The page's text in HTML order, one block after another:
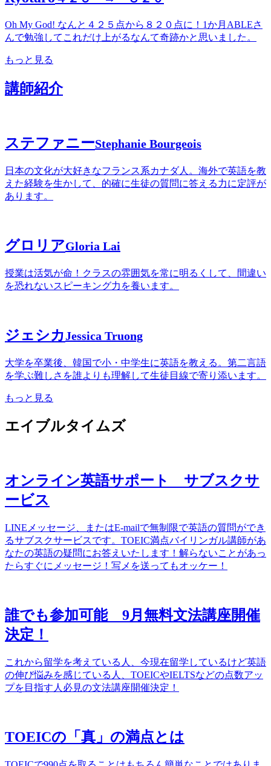
Oh My God! なんと４２５点から８２０点に！1か月ABLEさ
んで勉強してこれだけ上がるなんて奇跡かと思いました。
もっと見る
講師紹介
ステファニーStephanie Bourgeois
日本の文化が大好きなフランス系カナダ人。海外で英語を教
えた経験を生かして、的確に生徒の質問に答える力に定評が
あります。
グロリアGloria Lai
授業は活気が命！クラスの雰囲気を常に明るくして、間違い
を恐れないスピーキング力を養います。
ジェシカJessica Truong
大学を卒業後、韓国で小・中学生に英語を教える。第二言語
を学ぶ難しさを誰よりも理解して生徒目線で寄り添います。
もっと見る
エイブルタイムズ
オンライン英語サポート サブスクサ
ービス
LINEメッセージ、またはE-mailで無制限で英語の質問ができ
るサブスクサービスです。TOEIC満点バイリンガル講師があ
なたの英語の疑問にお答えいたします！解らないことがあっ
たらすぐにメッセージ！写メを送ってもオッケー！
誰でも参加可能 9月無料文法講座開催
決定！
これから留学を考えている人、今現在留学しているけど英語
の伸び悩みを感じている人、TOEICやIELTSなどの点数アッ
プを目指す人必見の文法講座開催決定！
TOEICの「真」の満点とは